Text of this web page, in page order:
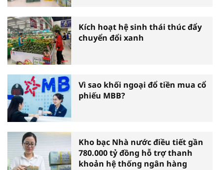
Kích hoạt hệ sinh thái thúc đẩy
chuyển đổi xanh
Vì sao khối ngoại đổ tiền mua cổ
phiếu MBB?
Kho bạc Nhà nước điều tiết gần
780.000 tỷ đồng hỗ trợ thanh
khoản hệ thống ngân hàng